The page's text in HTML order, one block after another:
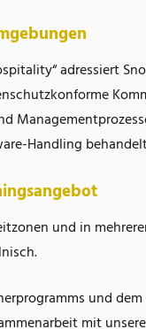
adressiert
Handling
und in
und
mit